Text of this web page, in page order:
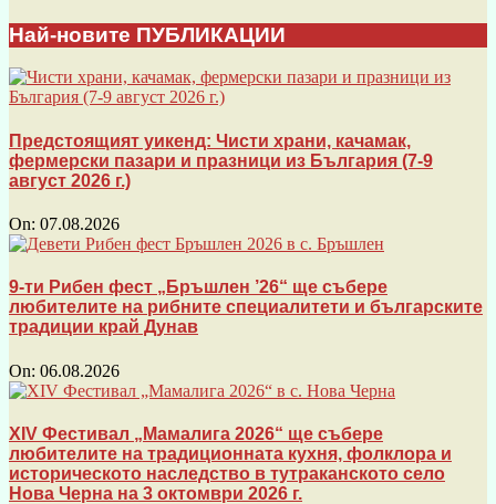
Най-новите ПУБЛИКАЦИИ
Предстоящият уикенд: Чисти храни, качамак,
фермерски пазари и празници из България (7-9
август 2026 г.)
On: 07.08.2026
9-ти Рибен фест „Бръшлен ’26“ ще събере
любителите на рибните специалитети и българските
традиции край Дунав
On: 06.08.2026
XIV Фестивал „Мамалига 2026“ ще събере
любителите на традиционната кухня, фолклора и
историческото наследство в тутраканското село
Нова Черна на 3 октомври 2026 г.